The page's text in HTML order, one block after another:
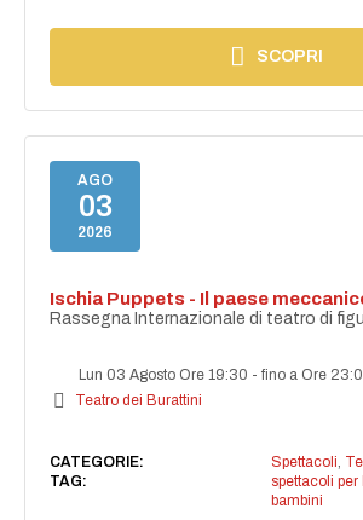
SCOPRI
AGO
03
2026
Ischia Puppets - Il paese
Rassegna Internazionale di teatro di
Lun 03 Agosto Ore 19:30 -fino a Ore
Teatro dei Burattini
CATEGORIE: Spettacoli,
TAG:
spettacoli per
bambini